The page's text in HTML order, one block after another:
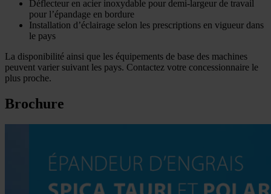
Déflecteur en acier inoxydable pour demi-largeur de travail
pour l’épandage en bordure
Installation d’éclairage selon les prescriptions en vigueur dans
le pays
La disponibilité ainsi que les équipements de base des machines
peuvent varier suivant les pays. Contactez votre concessionnaire le
plus proche.
Brochure